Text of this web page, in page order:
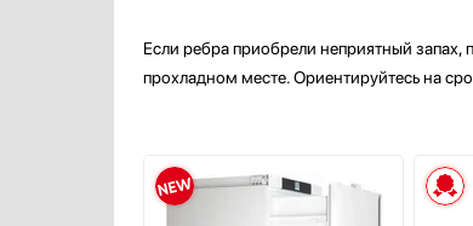
Если ребра приобрели неприятный запах,
прохладном месте. Ориентируйтесь на